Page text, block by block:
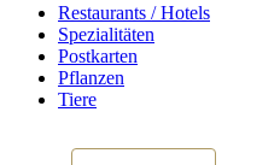
Restaurants / Hotels
Spezialitäten
Postkarten
Pflanzen
Tiere